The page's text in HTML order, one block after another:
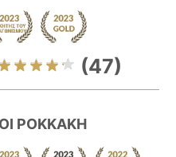
(47)
ΡΟΚΚΑΚΗ